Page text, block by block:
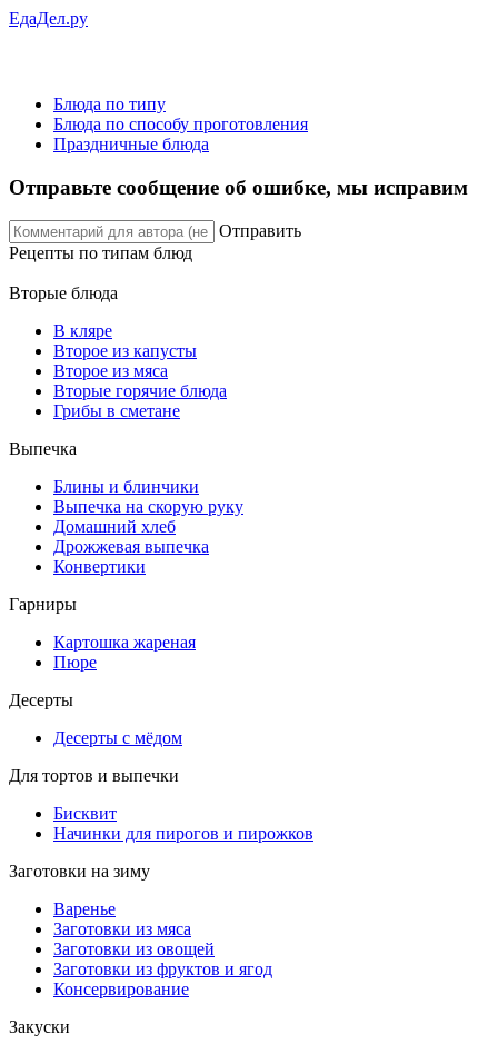
ЕдаДел.ру
Блюда по типу
Блюда по способу проготовления
Праздничные блюда
Отправьте сообщение об ошибке, мы исправим
Отправить
Рецепты по типам блюд
Вторые блюда
В кляре
Второе из капусты
Второе из мяса
Вторые горячие блюда
Грибы в сметане
Выпечка
Блины и блинчики
Выпечка на скорую руку
Домашний хлеб
Дрожжевая выпечка
Конвертики
Гарниры
Картошка жареная
Пюре
Десерты
Десерты с мёдом
Для тортов и выпечки
Бисквит
Начинки для пирогов и пирожков
Заготовки на зиму
Варенье
Заготовки из мяса
Заготовки из овощей
Заготовки из фруктов и ягод
Консервирование
Закуски